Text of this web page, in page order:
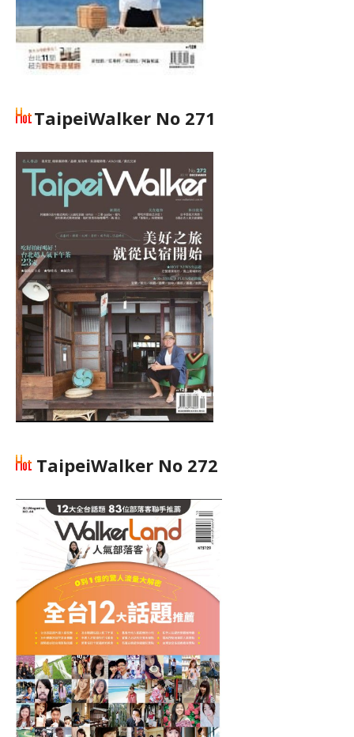
TaipeiWalker No 271
TaipeiWalker No 272